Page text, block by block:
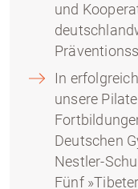
und
In
unsere
Deutschen
Nestler-
Fünf